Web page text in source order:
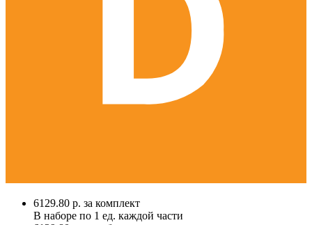
6129.80 р. за комплект
В наборе по 1 ед. каждой части